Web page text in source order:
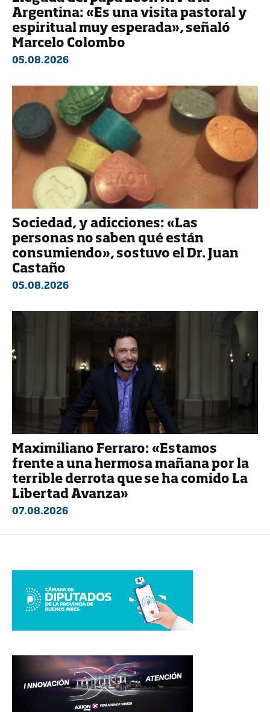
Argentina: «Es una visita pastoral y
espiritual muy esperada», señaló
Marcelo Colombo
05.08.2026
Sociedad, y adicciones: «Las
personas no saben qué están
consumiendo», sostuvo el Dr. Juan
Castaño
05.08.2026
Maximiliano Ferraro: «Estamos
frente a una hermosa mañana por la
terrible derrota que se ha comido La
Libertad Avanza»
07.08.2026